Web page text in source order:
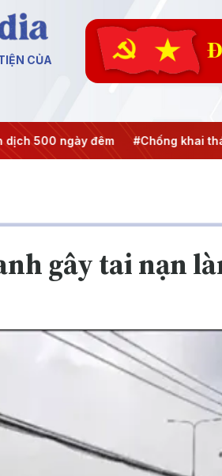
CỦA
ngày đêm #Chống khai thác
gây tai nạn